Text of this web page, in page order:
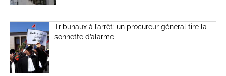
Tribunaux à l’arrêt: un procureur général tire la
sonnette d’alarme